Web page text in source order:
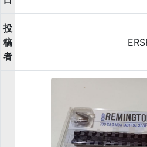
投
稿
者